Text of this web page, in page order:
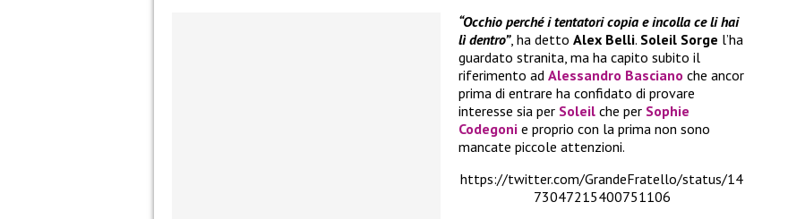
“Occhio perché i tentatori copia e incolla ce li hai
lì dentro”, ha detto Alex Belli. Soleil Sorge l’ha
guardato stranita, ma ha capito subito il
riferimento ad Alessandro Basciano che ancor
prima di entrare ha confidato di provare
interesse sia per Soleil che per Sophie
Codegoni e proprio con la prima non sono
mancate piccole attenzioni.
https://twitter.com/GrandeFratello/status/14
73047215400751106